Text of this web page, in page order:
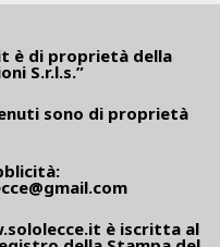
è di proprietà della
S.r.l.s.”
sono di proprietà
è iscritta al